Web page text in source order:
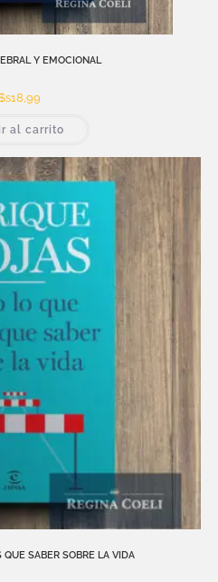
Y EMOCIONAL
18,99
al carrito
SABER SOBRE LA VIDA